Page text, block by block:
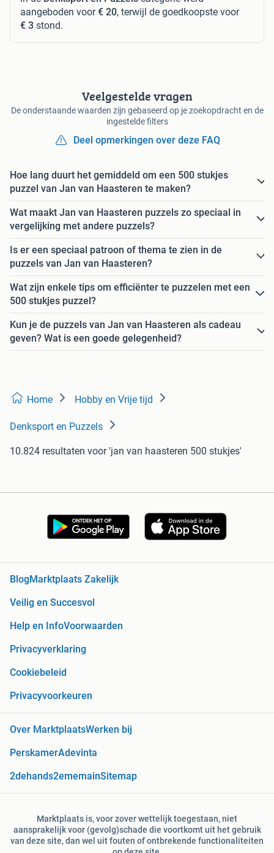
aangeboden voor€ 20, terwijl de goedkoopste voor
€ 3 stond.
Veelgestelde vragen
De onderstaande waarden zijn gebaseerd op je zoekopdracht en de
ingestelde filters
Deel opmerkingen over deze FAQ
Hoe lang duurt het gemiddeld om een 500 stukjes
puzzel van Jan van Haasteren te maken?
Wat maakt Jan van Haasteren puzzels zo speciaal in
vergelijking met andere puzzels?
Is er een speciaal patroon of thema te zien in de
puzzels van Jan van Haasteren?
Wat zijn enkele tips om efficiënter te puzzelen met een
500 stukjes puzzel?
Kun je de puzzels van Jan van Haasteren als cadeau
geven? Wat is een goede gelegenheid?
Home Hobby en Vrije tijd
Denksport en Puzzels
10.824 resultaten voor 'jan van haasteren 500 stukjes'
BlogMarktplaats Zakelijk
Veilig en Succesvol
Help en InfoVoorwaarden
Privacyverklaring
Cookiebeleid
Privacyvoorkeuren
Over MarktplaatsWerken bij
PerskamerAdevinta
2dehands2ememainSitemap
Marktplaats is, voor zover wettelijk toegestaan, niet
aansprakelijk voor (gevolg)schade die voortkomt uit het gebruik
van deze site, dan wel uit fouten of ontbrekende functionaliteiten